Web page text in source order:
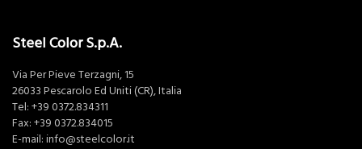
Steel Color S.p.A.
Via Per Pieve Terzagni, 15
26033 Pescarolo Ed Uniti (CR), Italia
Tel: +39 0372.834311
Fax: +39 0372.834015
E-mail: info@steelcolor.it